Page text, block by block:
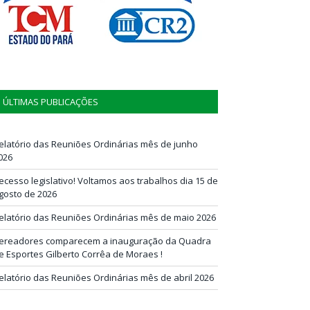
ÚLTIMAS PUBLICAÇÕES
das Reuniões Ordinárias mês de junho
legislativo! Voltamos aos trabalhos dia 15 de
de 2026
das Reuniões Ordinárias mês de maio 2026
comparecem a inauguração da Quadra
Esportes Gilberto Corrêa de Moraes !
das Reuniões Ordinárias mês de abril 2026